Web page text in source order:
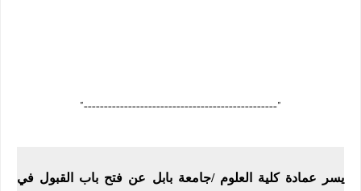
"------------------------------------------------"
يسر عمادة كلية العلوم /جامعة بابل عن فتح باب القبول في